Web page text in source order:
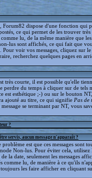
Forum82 dispose d'une fonction qui
ce qui permet de les trouver
lu, de la même manière que les
lus sont affichés, ce qui fait que
voir vos messages, cliquez sur
recherchez quelques pages en
très courte, il est possible qu'elle
du temps à cliquer sur de tels
est esthétique ;-) ou sur le bouton
ajouté au titre, ce qui signifie Pas de
se terminant par NT, vous
?
servis, aucun message n'apparaît ?
est que ces messages sont
Non-lus. Pour éviter cela,
la date, seulement les messages
comme lu, de manière à ce qu'ils
les faire afficher en cliquant